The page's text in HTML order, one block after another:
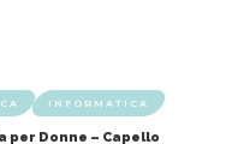
INFORMATICA
Donne – Capello